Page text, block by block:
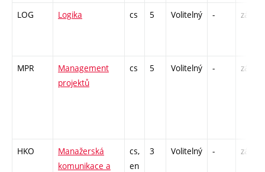
LOG Logika cs 5 Volitelný - zá,zk
MPR
Management
projektů
cs 5 Volitelný - zá,zk
HKO
Manažerská
komunikace a
cs,
en
3 Volitelný - zá